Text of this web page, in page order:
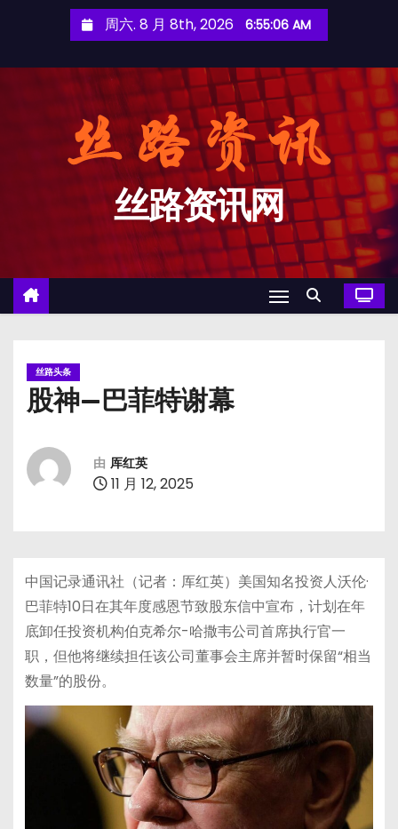
周六. 8 月 8th, 2026 6:55:07 AM
丝路资讯网
丝路头条
股神—巴菲特谢幕
由 厍红英
11 月 12, 2025
中国记录通讯社（记者：厍红英）美国知名投资人沃伦·
巴菲特10日在其年度感恩节致股东信中宣布，计划在年
底卸任投资机构伯克希尔-哈撒韦公司首席执行官一
职，但他将继续担任该公司董事会主席并暂时保留“相当
数量”的股份。